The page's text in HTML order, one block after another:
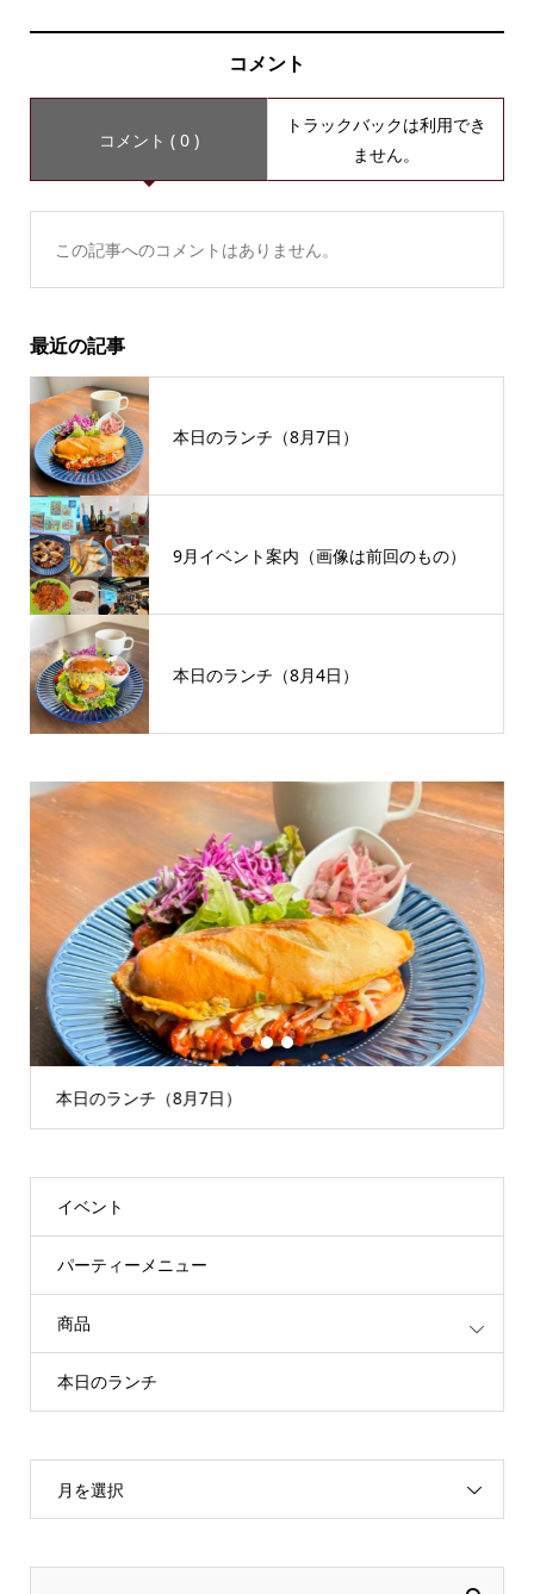
コメント
コメント ( 0 )
トラックバックは利用でき
ません。
この記事へのコメントはありません。
最近の記事
本日のランチ（8月7日）
9月イベント案内（画像は前回のもの）
本日のランチ（8月4日）
本日のランチ（8月7日）
1 2 3
イベント
パーティーメニュー
商品
本日のランチ
月を選択